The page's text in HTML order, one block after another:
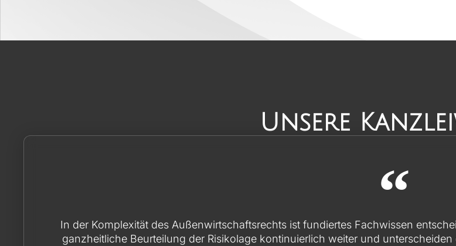
Unsere
In der Komplexität des Außenwirtschaftsrechts ist fundiertes Fachwissen
ganzheitliche Beurteilung der Risikolage kontinuierlich weiter und